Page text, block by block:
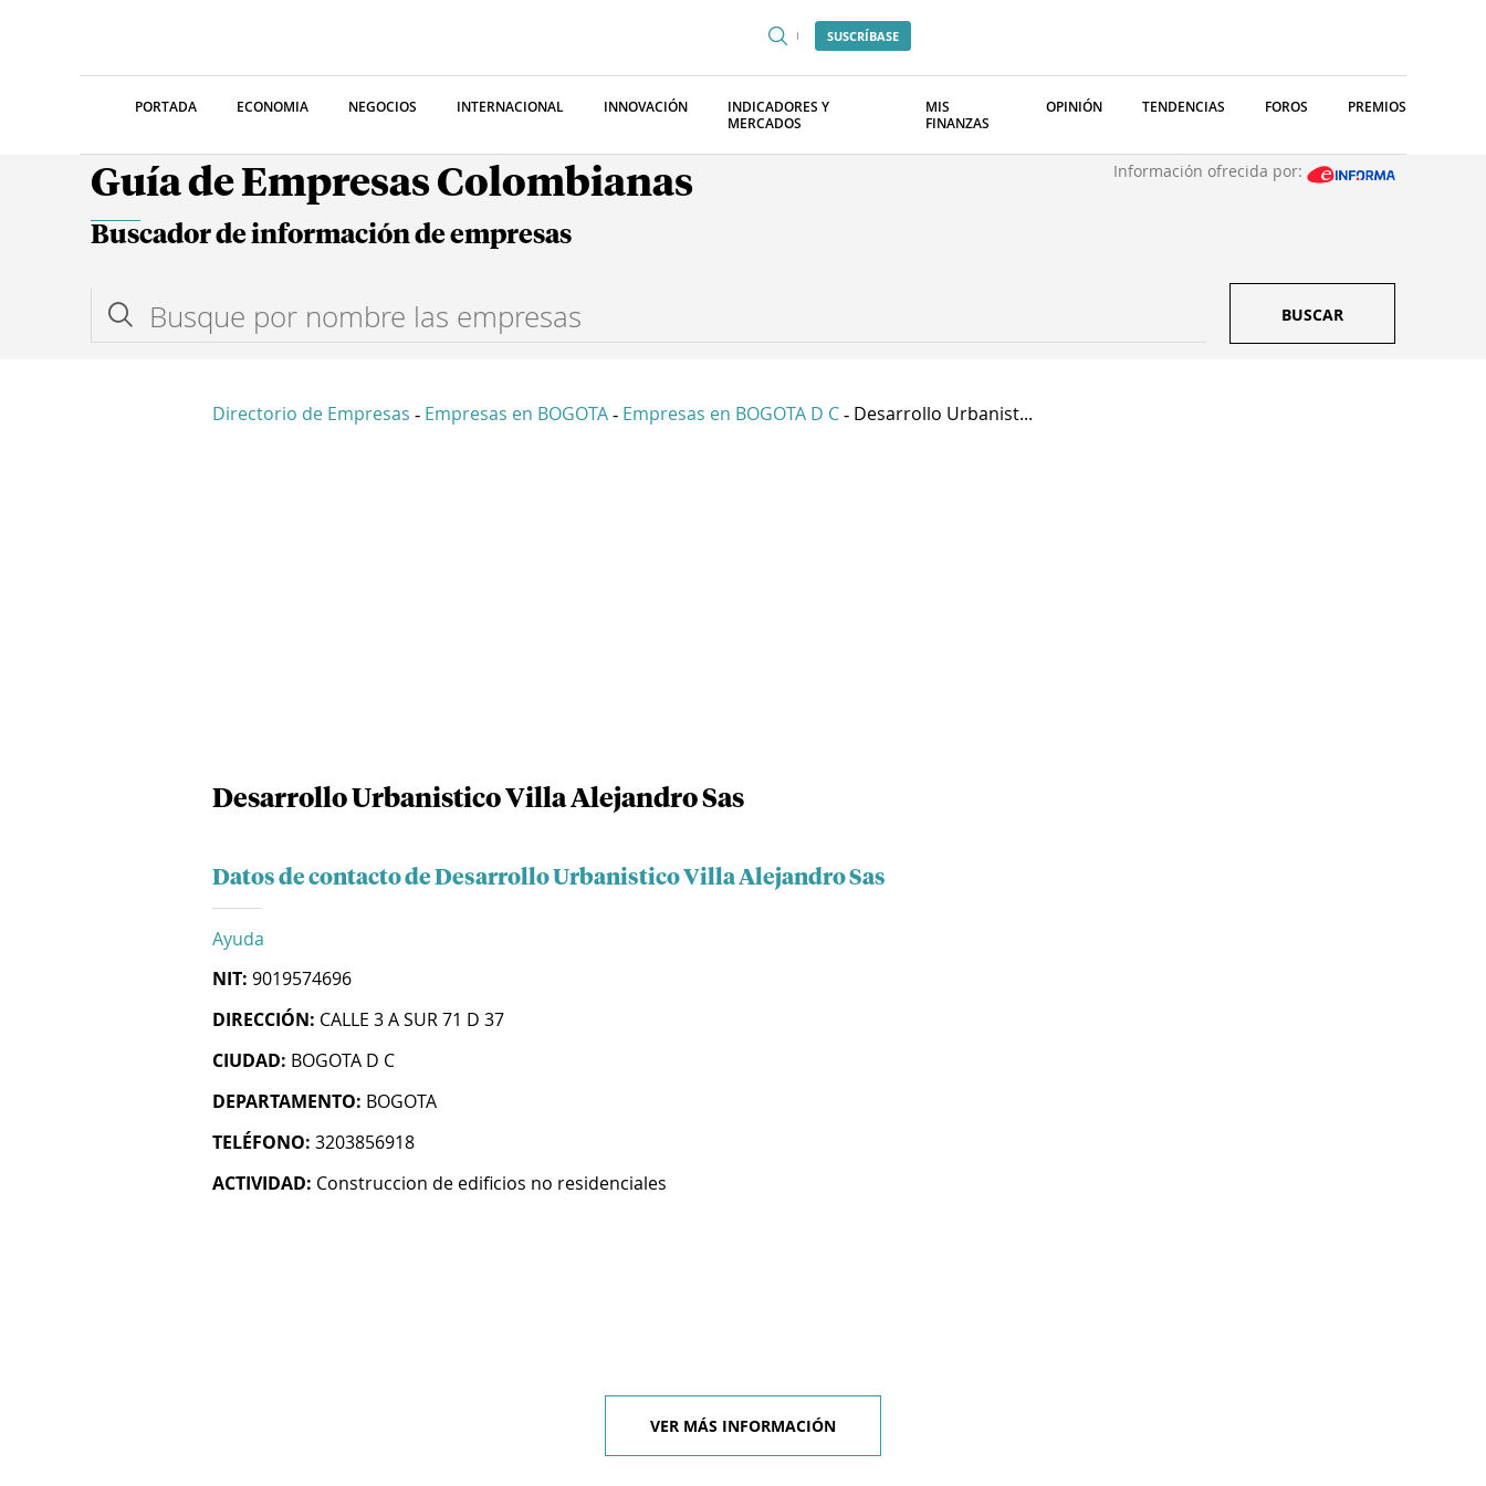
SUSCRÍBASE
PORTADA ECONOMIA NEGOCIOS INTERNACIONAL INNOVACIÓN
INDICADORES Y
MERCADOS
MIS
FINANZAS
OPINIÓN TENDENCIAS FOROS PREMIOS
Guía de Empresas Colombianas Información ofrecida por:
Buscador de información de empresas
BUSCAR
Directorio de Empresas - Empresas en BOGOTA - Empresas en BOGOTA D C - Desarrollo Urbanist...
Desarrollo Urbanistico Villa Alejandro Sas
Datos de contacto de Desarrollo Urbanistico Villa Alejandro Sas
Ayuda
NIT: 9019574696
DIRECCIÓN: CALLE 3 A SUR 71 D 37
CIUDAD: BOGOTA D C
DEPARTAMENTO: BOGOTA
TELÉFONO: 3203856918
ACTIVIDAD: Construccion de edificios no residenciales
VER MÁS INFORMACIÓN